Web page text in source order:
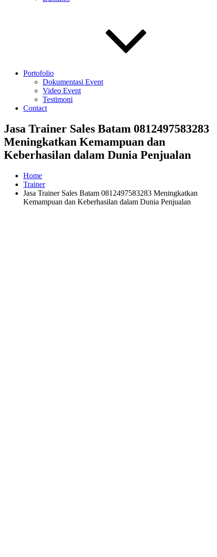
Portofolio
Dokumentasi Event
Video Event
Testimoni
Contact
Jasa Trainer Sales Batam 0812497583283
Meningkatkan Kemampuan dan
Keberhasilan dalam Dunia Penjualan
Home
Trainer
Jasa Trainer Sales Batam 0812497583283 Meningkatkan
Kemampuan dan Keberhasilan dalam Dunia Penjualan